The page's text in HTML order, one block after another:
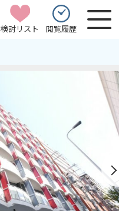
検討リスト 閲覧履歴